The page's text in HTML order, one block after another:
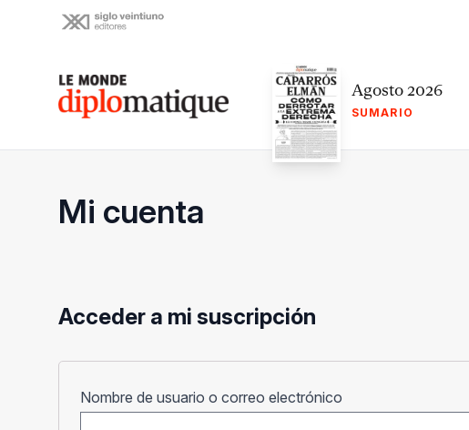
Le monde diplomatique Agosto 2026
SUMARIO
Mi cuenta
Acceder a mi suscripción
Nombre de usuario o correo electrónico